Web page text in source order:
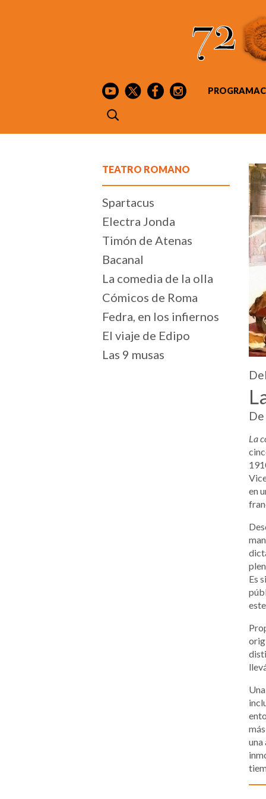
TEATRO ROMANO
Spartacus
Electra Jonda
Timón de Atenas
Bacanal
La comedia de la olla
Cómicos de Roma
Fedra, en los infiernos
El viaje de Edipo
Las 9 musas
La
en
Es
una